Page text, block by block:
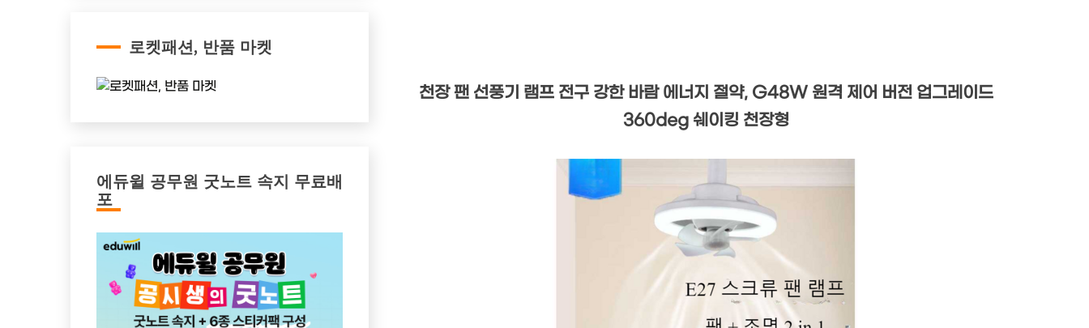
천장 팬 선풍기 램프 전구 강한 바람 에너지 절약, G48W 원격 제어 버전 업그레이드
360deg 쉐이킹 천장형
로켓패션, 반품 마켓
에듀윌 공무원 굿노트 속지 무료배
포